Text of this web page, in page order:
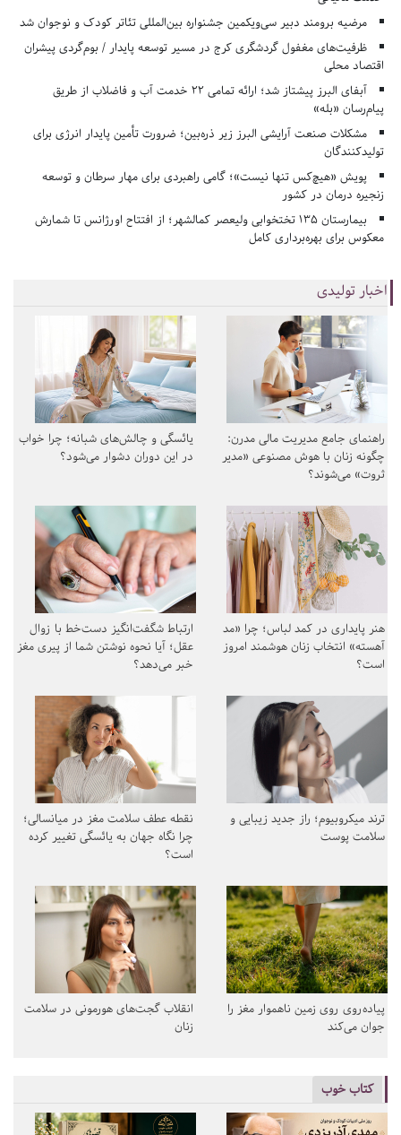
مرضیه برومند دبیر سی‌ویکمین جشنواره بین‌المللی تئاتر کودک و نوجوان شد
ظرفیت‌های مغفول گردشگری کرج در مسیر توسعه پایدار / بوم‌گردی پیشران
اقتصاد محلی
آبفای البرز پیشتاز شد؛ ارائه تمامی ۲۲ خدمت آب و فاضلاب از طریق
پیام‌رسان «بله»
مشکلات صنعت آرایشی البرز زیر ذره‌بین؛ ضرورت تأمین پایدار انرژی برای
تولیدکنندگان
پویش «هیچ‌کس تنها نیست»؛ گامی راهبردی برای مهار سرطان و توسعه
زنجیره درمان در کشور
بیمارستان ۱۳۵ تختخوابی ولیعصر کمالشهر؛ از افتتاح اورژانس تا شمارش
معکوس برای بهره‌برداری کامل
اخبار تولیدی
راهنمای جامع مدیریت مالی مدرن:
چگونه زنان با هوش مصنوعی «مدیر
ثروت» می‌شوند؟
یائسگی و چالش‌های شبانه؛ چرا خواب
در این دوران دشوار می‌شود؟
هنر پایداری در کمد لباس؛ چرا «مد
آهسته» انتخاب زنان هوشمند امروز
است؟
ارتباط شگفت‌انگیز دست‌خط با زوال
عقل؛ آیا نحوه نوشتن شما از پیری مغز
خبر می‌دهد؟
ترند میکروبیوم؛ راز جدید زیبایی و
سلامت پوست
نقطه عطف سلامت مغز در میانسالی؛
چرا نگاه جهان به یائسگی تغییر کرده
است؟
پیاده‌روی روی زمین ناهموار مغز را
جوان می‌کند
انقلاب گجت‌های هورمونی در سلامت
زنان
کتاب خوب